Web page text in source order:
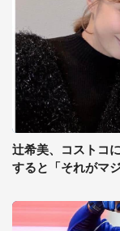
辻希美、コストコ
すると「それがマ